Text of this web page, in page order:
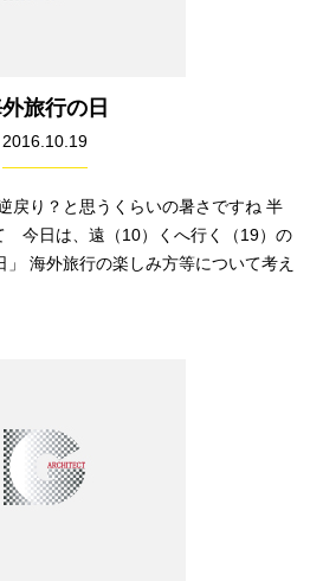
旅行の日
2016.10.19
戻り？と思うくらいの暑さですね 半
今日は、遠（10）くへ行く（19）の
海外旅行の楽しみ方等について考え